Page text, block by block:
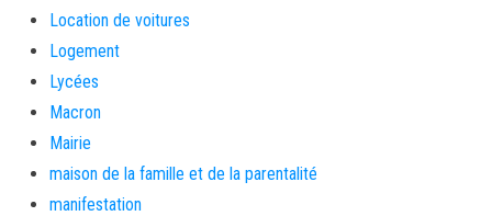
Location de voitures
Logement
Lycées
Macron
Mairie
maison de la famille et de la parentalité
manifestation